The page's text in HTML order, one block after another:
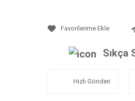
Sıkça
Hızlı Gönderi